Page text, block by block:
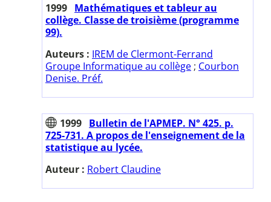
1999 Mathématiques et tableur au
collège. Classe de troisième (programme
99).
Auteurs : IREM de Clermont-Ferrand
Groupe Informatique au collège ; Courbon
Denise. Préf.
1999 Bulletin de l'APMEP. N° 425. p.
725-731. A propos de l'enseignement de la
statistique au lycée.
Auteur : Robert Claudine